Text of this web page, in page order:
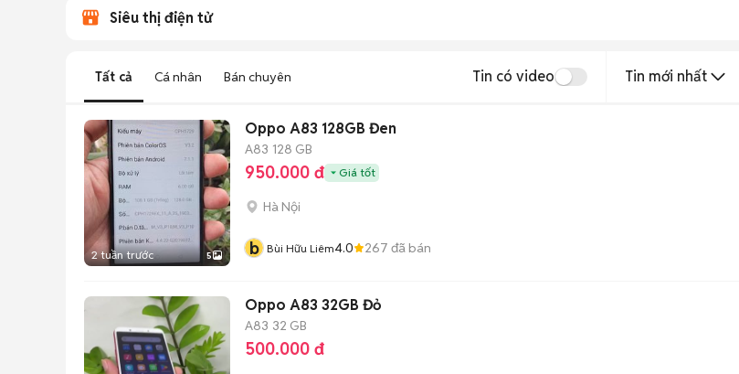
Siêu thị điện tử
Tất cả Cá nhân Bán chuyên Tin có video Tin mới nhất
2 tuần trước 5
Oppo A83 128GB Đen
A83 128 GB
950.000 đ Giá tốt
Hà Nội
b Bùi Hữu Liêm4.0 267 đã bán
Oppo A83 32GB Đỏ
A83 32 GB
500.000 đ